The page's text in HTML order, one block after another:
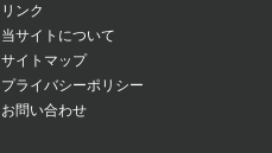
リンク
当サイトについて
サイトマップ
プライバシーポリシー
お問い合わせ